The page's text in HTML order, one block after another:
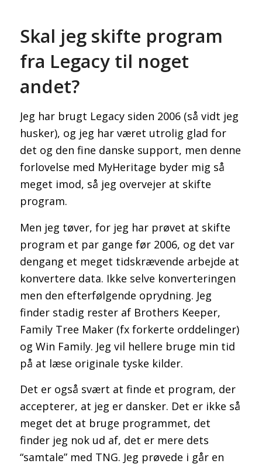
Skal jeg skifte program
fra Legacy til noget
andet?
Jeg har brugt Legacy siden 2006 (så vidt jeg
husker), og jeg har været utrolig glad for
det og den fine danske support, men denne
forlovelse med MyHeritage byder mig så
meget imod, så jeg overvejer at skifte
program.
Men jeg tøver, for jeg har prøvet at skifte
program et par gange før 2006, og det var
dengang et meget tidskrævende arbejde at
konvertere data. Ikke selve konverteringen
men den efterfølgende oprydning. Jeg
finder stadig rester af Brothers Keeper,
Family Tree Maker (fx forkerte orddelinger)
og Win Family. Jeg vil hellere bruge min tid
på at læse originale tyske kilder.
Det er også svært at finde et program, der
accepterer, at jeg er dansker. Det er ikke så
meget det at bruge programmet, det
finder jeg nok ud af, det er mere dets
“samtale” med TNG. Jeg prøvede i går en